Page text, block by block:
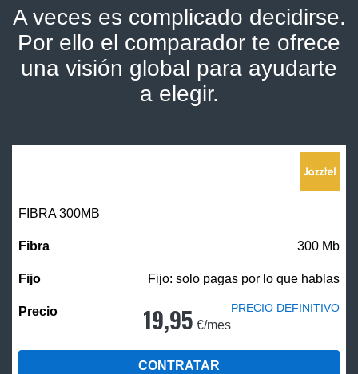
A veces es complicado decidirse.
Por ello el comparador te ofrece
una visión global para ayudarte
a elegir.
FIBRA 300MB
300 Mb
Fijo: solo pagas por lo que hablas
19,95 €/mes
PRECIO DEFINITIVO
CONTRATAR